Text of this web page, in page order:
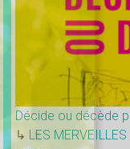
Décide ou décède
↳ LES